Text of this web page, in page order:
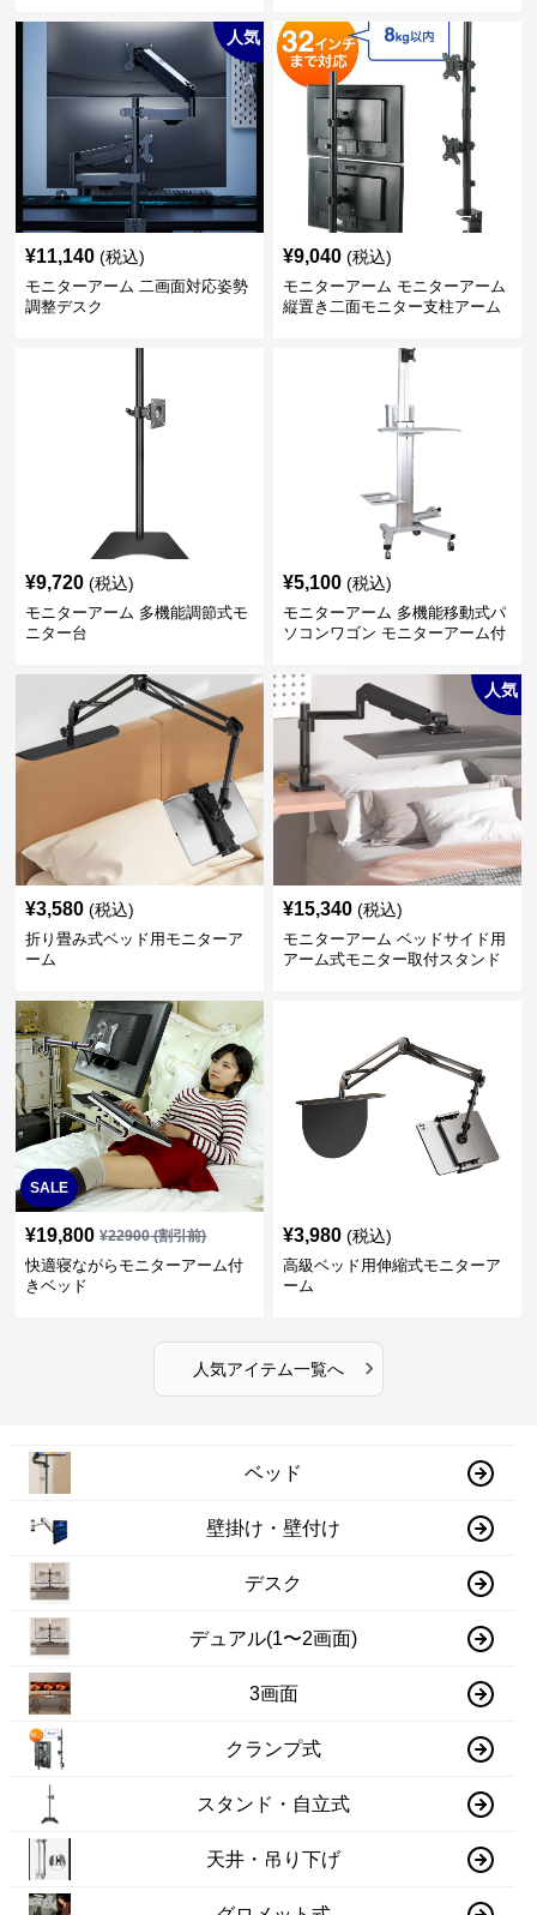
人気
¥11,140 (税込)
モニターアーム 二画面対応姿勢
調整デスク
¥9,040 (税込)
モニターアーム モニターアーム
縦置き二面モニター支柱アーム
¥9,720 (税込)
モニターアーム 多機能調節式モ
ニター台
¥5,100 (税込)
モニターアーム 多機能移動式パ
ソコンワゴン モニターアーム付
¥3,580 (税込)
折り畳み式ベッド用モニターア
ーム
人気
¥15,340 (税込)
モニターアーム ベッドサイド用
アーム式モニター取付スタンド
SALE
¥19,800 ¥22900(割引前)
快適寝ながらモニターアーム付
きベッド
¥3,980 (税込)
高級ベッド用伸縮式モニターア
ーム
人気アイテム一覧へ ›
ベッド
壁掛け・壁付け
デスク
デュアル(1〜2画面)
3画面
クランプ式
スタンド・自立式
天井・吊り下げ